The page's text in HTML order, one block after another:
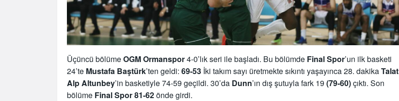
Üçüncü bölümeOGMOrmanspor4-0’lık seri ile başladı. Bu bölümde Final Spor’un ilk basketi
24’te Mustafa Baştürk’ten geldi: 69-53 İki takım sayı üretmekte sıkıntı yaşayınca 28. dakikaTalat
Alp Altunbey’in basketiyle 74-59 geçildi. 30’da Dunn’ın dış şutuyla fark 19 (79-60)çıktı. Son
bölüme Final Spor 81-62önde girdi.